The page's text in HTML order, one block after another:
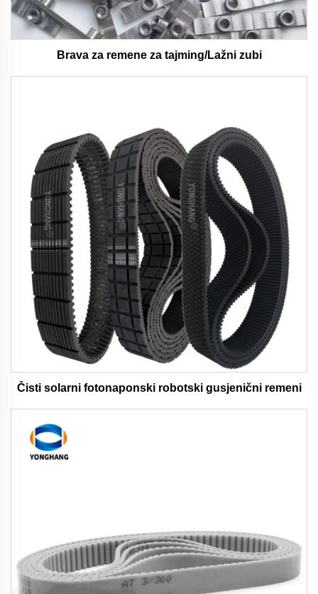
Brava za remene za tajming/Lažni zubi
Čisti solarni fotonaponski robotski gusjenični remeni